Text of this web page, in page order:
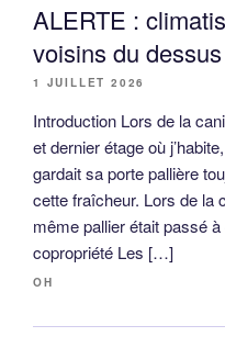
ALERTE :
voisins du dessus
1 JUILLET 2026
Introduction Lors de la
et dernier étage où
gardait sa porte pallière
cette fraîcheur. Lors de la
même pallier était passé
copropriété Les […]
OH